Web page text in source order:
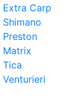
Extra Carp
Shimano
Preston
Matrix
Tica
Venturieri